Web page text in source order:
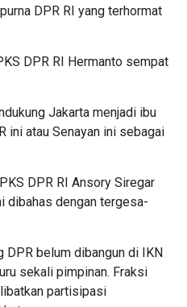
DPR RI yang terhormat
DPR RI Hermanto sempat
Jakarta menjadi ibu
ini atau Senayan ini sebagai
DPR RI Ansory Siregar
dibahas dengan tergesa-
DPR belum dibangun di IKN
sekali pimpinan. Fraksi
partisipasi